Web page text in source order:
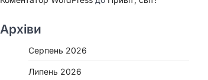
Архіви
Серпень 2026
Липень 2026